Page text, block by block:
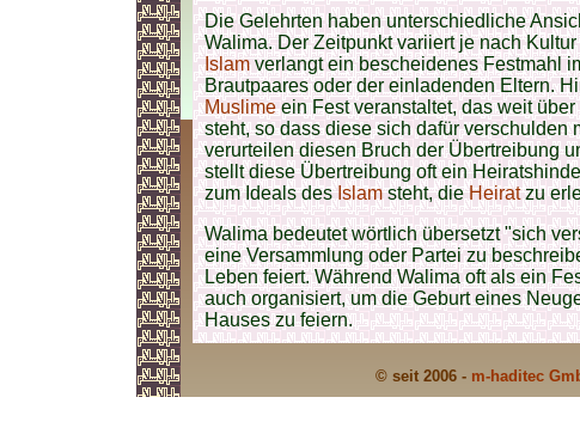
Die Gelehrten haben unterschiedliche
Walima. Der Zeitpunkt variiert je nach
Islamverlangt ein bescheidenes Festmahl
Brautpaares oder der einladenden Eltern.
Muslimeein Fest veranstaltet, das weit
steht, so dass diese sich dafür verschulden
verurteilen diesen Bruch der Übertreibung
stellt diese Übertreibung oft ein
zum Ideals desIslamsteht, dieHeiratzu
Walima bedeutet wörtlich übersetzt "sich
eine Versammlung oder Partei zu
Leben feiert. Während Walima oft als ein
auch organisiert, um die Geburt eines
Hauses zu feiern.
© seit 2006 - m-haditec